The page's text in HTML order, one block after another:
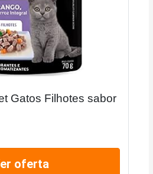
Gatos Filhotes sabor
oferta